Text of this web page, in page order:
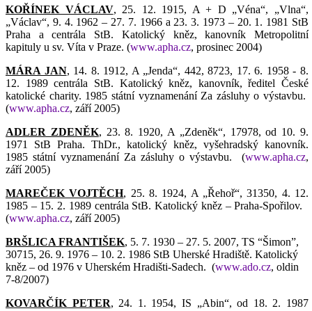
KOŘÍNEK VÁCLAV, 25. 12. 1915, A + D „Véna“, „Vlna“,
„Václav“, 9. 4. 1962 – 27. 7. 1966 a 23. 3. 1973 – 20. 1. 1981 StB
Praha a centrála StB. Katolický kněz, kanovník Metropolitní
kapituly u sv. Víta v Praze. (www.apha.cz, prosinec 2004)
MÁRA JAN, 14. 8. 1912, A „Jenda“, 442, 8723, 17. 6. 1958 - 8.
12. 1989 centrála StB. Katolický kněz, kanovník, ředitel České
katolické charity. 1985 státní vyznamenání Za zásluhy o výstavbu.
(www.apha.cz, září 2005)
ADLER ZDENĚK, 23. 8. 1920, A „Zdeněk“, 17978, od 10. 9.
1971 StB Praha. ThDr., katolický kněz, vyšehradský kanovník.
1985 státní vyznamenání Za zásluhy o výstavbu.
(www.apha.cz,
září 2005)
MAREČEK VOJTĚCH, 25. 8. 1924, A „Řehoř“, 31350, 4. 12.
1985 – 15. 2. 1989 centrála StB. Katolický kněz – Praha-Spořilov.
(www.apha.cz, září 2005)
BRŠLICA FRANTIŠEK, 5. 7. 1930 – 27. 5. 2007, TS “Šimon”,
30715, 26. 9. 1976 – 10. 2. 1986 StB Uherské Hradiště. Katolický
kněz – od 1976 v Uherském Hradišti-Sadech. (www.ado.cz, oldin
7-8/2007)
KOVARČÍK PETER, 24. 1. 1954, IS „Abin“, od 18. 2. 1987